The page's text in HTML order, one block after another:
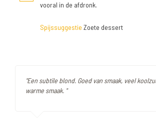
vooral in de afdronk.
Spijssuggestie Zoete dessert
"Een subtile blond. Goed van smaak, veel
warme smaak. "